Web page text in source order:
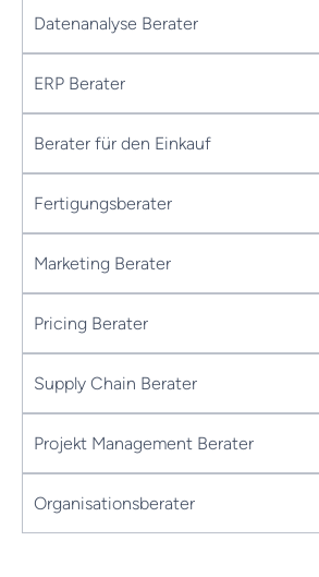
Datenanalyse Berater
ERP Berater
Berater für den Einkauf
Fertigungsberater
Marketing Berater
Pricing Berater
Supply Chain Berater
Projekt Management Berater
Organisationsberater